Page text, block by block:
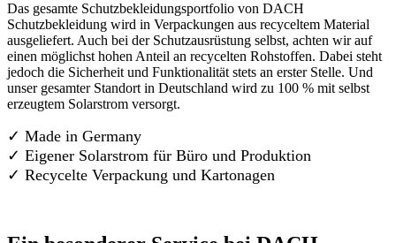
Das gesamte Schutzbekleidungsportfolio von DACH
Schutzbekleidung wird in Verpackungen aus recyceltem Material
ausgeliefert. Auch bei der Schutzausrüstung selbst, achten wir auf
einen möglichst hohen Anteil an recycelten Rohstoffen. Dabei steht
jedoch die Sicherheit und Funktionalität stets an erster Stelle. Und
unser gesamter Standort in Deutschland wird zu 100 % mit selbst
erzeugtem Solarstrom versorgt.
✓ Made in Germany
✓ Eigener Solarstrom für Büro und Produktion
✓ Recycelte Verpackung und Kartonagen